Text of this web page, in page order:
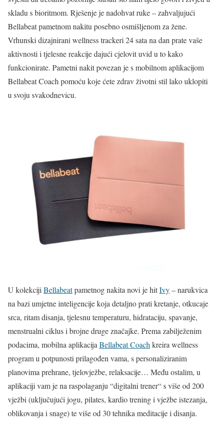
skladu s bioritmom. Rješenje je nadohvat ruke – zahvaljujući
Bellabeat pametnom nakitu posebno osmišljenom za žene.
Vrhunski dizajnirani wellness trackeri 24 sata na dan prate vaše
aktivnosti i tjelesne reakcije dajući cjelovit uvid u to kako
funkcionirate. Pametni nakit povezan je s mobilnom aplikacijom
Bellabeat Coach pomoću koje ćete zdrav životni stil lako uklopiti
u svoju svakodnevicu.
U kolekcijiBellabeatpametnog nakita novi je hitIvy– narukvica
na bazi umjetne inteligencije koja detaljno prati kretanje, otkucaje
srca, ritam disanja, tjelesnu temperaturu, hidrataciju, spavanje,
menstrualni ciklus i brojne druge značajke. Prema zabilježenim
podacima, mobilna aplikacijaBellabeat Coachkreira wellness
program u potpunosti prilagođen vama, s personaliziranim
planovima prehrane, tjelovježbe, relaksacije… Među ostalim, u
aplikaciji vam je na raspolaganju “digitalni trener“ s više od 200
vježbi (uključujući jogu, pilates, kardio trening i vježbe istezanja,
oblikovanja i snage) te više od 30 tehnika meditacije i disanja.